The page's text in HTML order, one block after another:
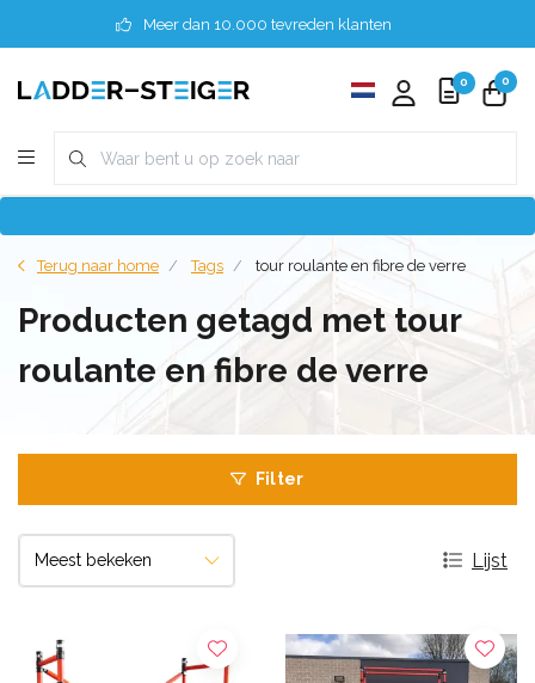
Meer dan 10.000 tevreden klanten
0 0
Terug naar home Tags tour roulante en fibre de verre
Producten getagd met tour
roulante en fibre de verre
Filter
Lijst